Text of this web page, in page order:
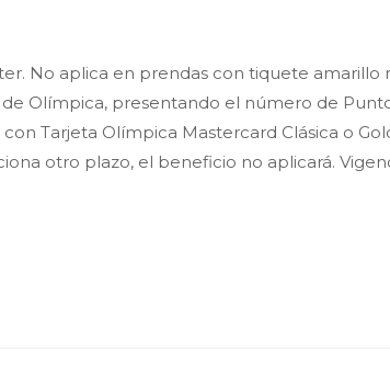
No aplica en prendas con tiquete amarillo
Olímpica, presentando el número de
Tarjeta Olímpica Mastercard Clásica o
otro plazo, el beneficio no aplicará.